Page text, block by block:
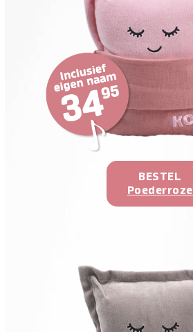
BESTEL
Poederroze